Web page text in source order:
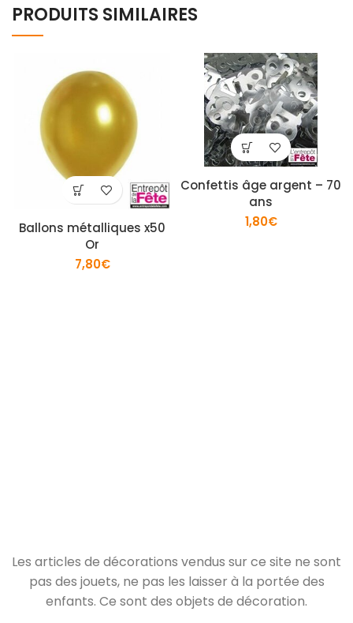
PRODUITS SIMILAIRES
Ballons métalliques x50
Or
7,80€
Confettis âge argent – 70
ans
1,80€
Les articles de décorations vendus sur ce site ne sont
pas des jouets, ne pas les laisser à la portée des
enfants. Ce sont des objets de décoration.